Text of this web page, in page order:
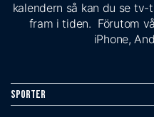
kalendern så kan du se
fram i tiden. Förutom
iPhone,
Sporter